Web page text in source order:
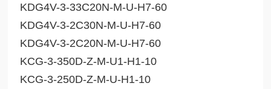
KDG4V-3-33C20N-M-U-H7-60
KDG4V-3-2C30N-M-U-H7-60
KDG4V-3-2C20N-M-U-H7-60
KCG-3-350D-Z-M-U1-H1-10
KCG-3-250D-Z-M-U-H1-10